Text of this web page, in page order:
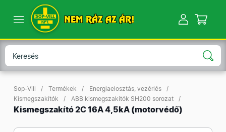
NEM RÁZ AZ ÁR!
Sop-Vill Termékek
Energiaelosztás, vezérlés
Kismegszakítók
ABB kismegszakítók SH200 sorozat
Kismegszakító 2C 16A 4,5kA (motorvédő)